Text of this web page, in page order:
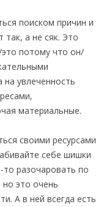
поиском причин и
так, а не сяк. Это
потому что он/
на увлеченность
материальные.
своими ресурсами
себе шишки
разочаровать по
но это очень
А в ней всегда есть